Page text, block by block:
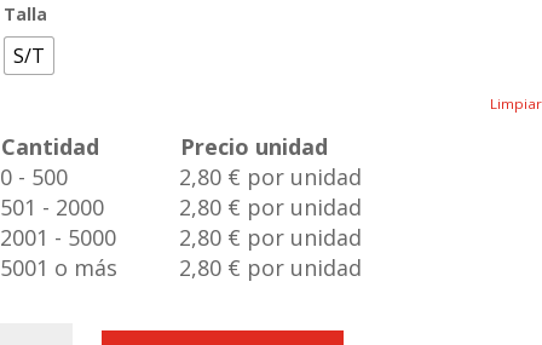
Talla
S/T
Limpiar
Cantidad
Precio unidad
0 - 500
2,80 € por unidad
501 - 2000
2,80 € por unidad
2001 - 5000
2,80 € por unidad
5001 o más
2,80 € por unidad